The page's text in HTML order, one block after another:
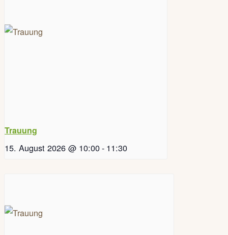
Trauung
15. August 2026 @ 10:00- 11:30